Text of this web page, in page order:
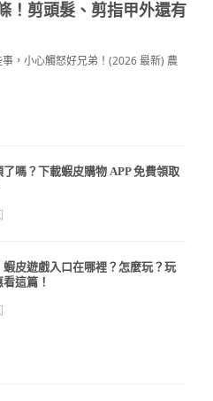
！剪頭髮、剪指甲外還有
，小心觸怒好兄弟！(2026 最新) 農
嗎？下載蝦皮購物 APP 免費領取
蝦皮遊戲入口在哪裡？怎麼玩？玩
這篇！